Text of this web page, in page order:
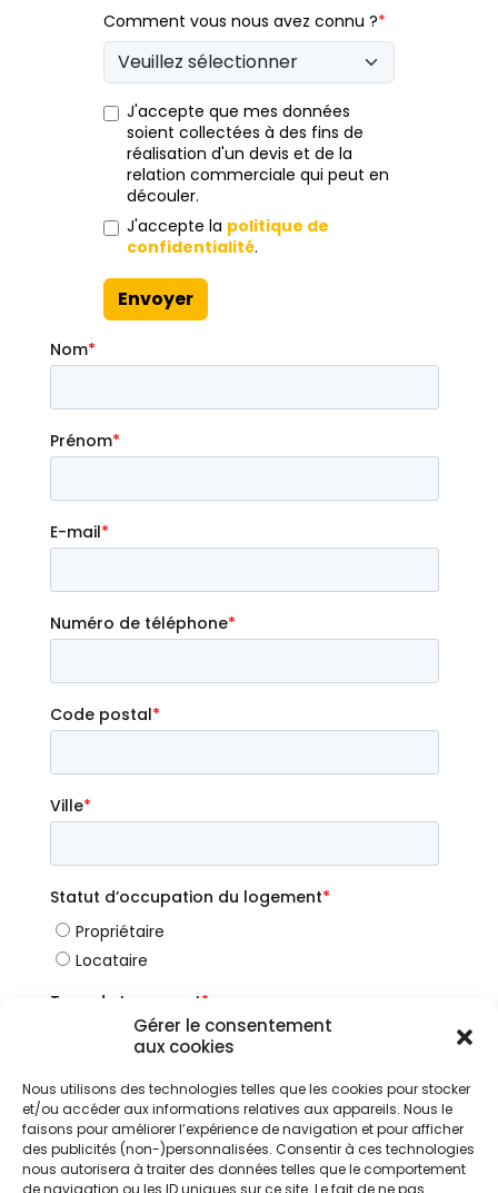
Gérer le consentement
aux cookies
Nous utilisons des technologies telles que les cookies pour stocker
et/ou accéder aux informations relatives aux appareils. Nous le
faisons pour améliorer l’expérience de navigation et pour afficher
des publicités (non-)personnalisées. Consentir à ces technologies
nous autorisera à traiter des données telles que le comportement
de navigation ou les ID uniques sur ce site. Le fait de ne pas
Comment vous nous avez connu ?*
J'accepte que mes données
soient collectées à des fins de
réalisation d'un devis et de la
relation commerciale qui peut en
découler.
J'accepte la politique de
confidentialité.
Envoyer